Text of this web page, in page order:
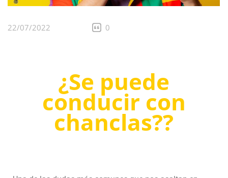
22/07/2022 0
¿Se puede
conducir con
chanclas??